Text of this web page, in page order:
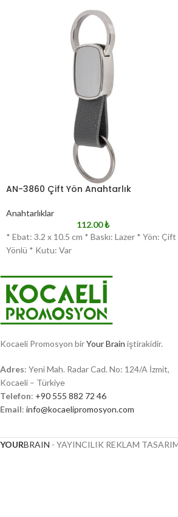
AN-3860 Çift Yön Anahtarlık
Anahtarlıklar
112.00₺
* Ebat: 3.2 x 10.5 cm * Baskı: Lazer * Yön: Çift
Yönlü * Kutu: Var
Kocaeli Promosyon birYour Brain iştirakidir.
Adres: Yeni Mah. Radar Cad. No: 124/A İzmit,
Kocaeli – Türkiye
Telefon: +90 555 882 72 46
Email: info@kocaelipromosyon.com
YOURBRAIN - YAYINCILIK REKLAM